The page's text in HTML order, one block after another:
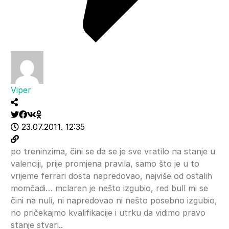
Viper
23.07.2011. 12:35
po treninzima, čini se da se je sve vratilo na stanje u
valenciji, prije promjena pravila, samo što je u to
vrijeme ferrari dosta napredovao, najviše od ostalih
momčadi… mclaren je nešto izgubio, red bull mi se
čini na nuli, ni napredovao ni nešto posebno izgubio,
no pričekajmo kvalifikacije i utrku da vidimo pravo
stanje stvari..